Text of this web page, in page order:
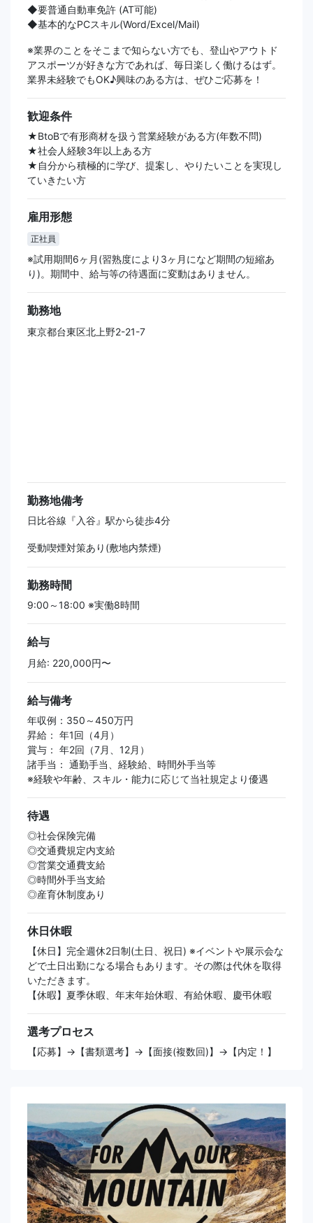
◆要普通自動車免許 (AT可能)
◆基本的なPCスキル(Word/Excel/Mail)
※業界のことをそこまで知らない方でも、登山やアウトド
アスポーツが好きな方であれば、毎日楽しく働けるはず。
業界未経験でもOK♪興味のある方は、ぜひご応募を！
歓迎条件
★BtoBで有形商材を扱う営業経験がある方(年数不問)
★社会人経験3年以上ある方
★自分から積極的に学び、提案し、やりたいことを実現し
ていきたい方
雇用形態
正社員
※試用期間6ヶ月(習熟度により3ヶ月になど期間の短縮あ
り)。期間中、給与等の待遇面に変動はありません。
勤務地
東京都台東区北上野2-21-7
勤務地備考
日比谷線『入谷』駅から徒歩4分
受動喫煙対策あり(敷地内禁煙)
勤務時間
9:00～18:00 ※実働8時間
給与
月給: 220,000円〜
給与備考
年収例：350～450万円
昇給： 年1回（4月）
賞与： 年2回（7月、12月）
諸手当： 通勤手当、経験給、時間外手当等
※経験や年齢、スキル・能力に応じて当社規定より優遇
待遇
◎社会保険完備
◎交通費規定内支給
◎営業交通費支給
◎時間外手当支給
◎産育休制度あり
休日休暇
【休日】完全週休2日制(土日、祝日) ※イベントや展示会な
どで土日出勤になる場合もあります。その際は代休を取得
いただきます。
【休暇】夏季休暇、年末年始休暇、有給休暇、慶弔休暇
選考プロセス
【応募】→【書類選考】→【面接(複数回)】→【内定！】